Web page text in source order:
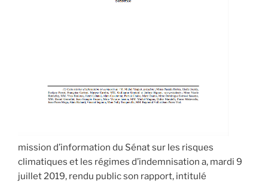
mission d’information du Sénat sur les risques
climatiques et les régimes d’indemnisation a, mardi 9
juillet 2019, rendu public son rapport, intitulé